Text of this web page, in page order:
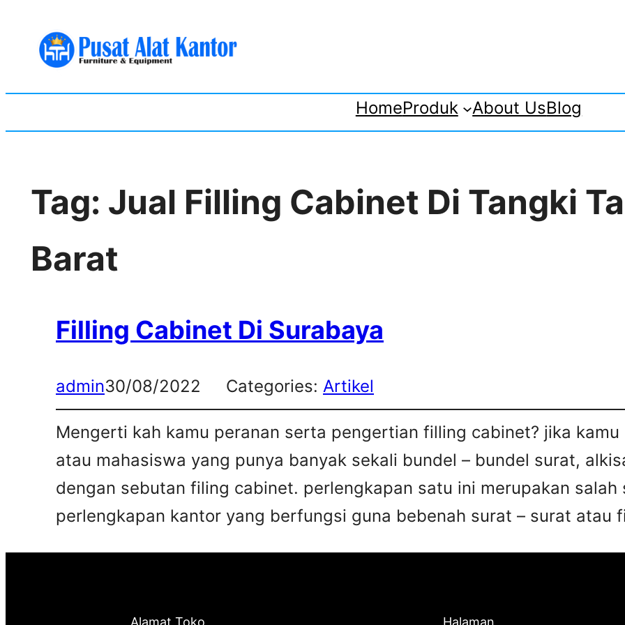
content
HomeProduk About UsBlog
Tag: Jual Filling Cabinet Di Tangki
Barat
Filling Cabinet Di Surabaya
admin30/08/2022 Categories: Artikel
Mengerti kah kamu peranan serta pengertian filling cabinet? jika
atau mahasiswa yang punya banyak sekali bundel – bundel surat,
dengan sebutan filing cabinet. perlengkapan satu ini merupakan salah
perlengkapan kantor yang berfungsi guna bebenah surat – surat atau
Alamat Toko Halaman